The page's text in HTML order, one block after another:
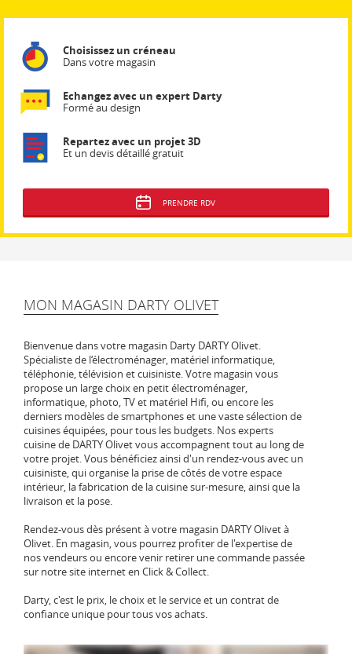
Choisissez un créneau
Dans votre magasin
Echangez avec un expert Darty
Formé au design
Repartez avec un projet 3D
Et un devis détaillé gratuit
PRENDRE RDV
MON MAGASIN DARTY OLIVET
Bienvenue dans votre magasin Darty DARTY Olivet.
Spécialiste de l‘électroménager, matériel informatique,
téléphonie, télévision et cuisiniste. Votre magasin vous
propose un large choix en petit électroménager,
informatique, photo, TV et matériel Hifi, ou encore les
derniers modèles de smartphones et une vaste sélection de
cuisines équipées, pour tous les budgets. Nos experts
cuisine de DARTY Olivet vous accompagnent tout au long de
votre projet. Vous bénéficiez ainsi d'un rendez-vous avec un
cuisiniste, qui organise la prise de côtés de votre espace
intérieur, la fabrication de la cuisine sur-mesure, ainsi que la
livraison et la pose.
Rendez-vous dès présent à votre magasin DARTY Olivet à
Olivet. En magasin, vous pourrez profiter de l'expertise de
nos vendeurs ou encore venir retirer une commande passée
sur notre site internet en Click & Collect.
Darty, c'est le prix, le choix et le service et un contrat de
confiance unique pour tous vos achats.